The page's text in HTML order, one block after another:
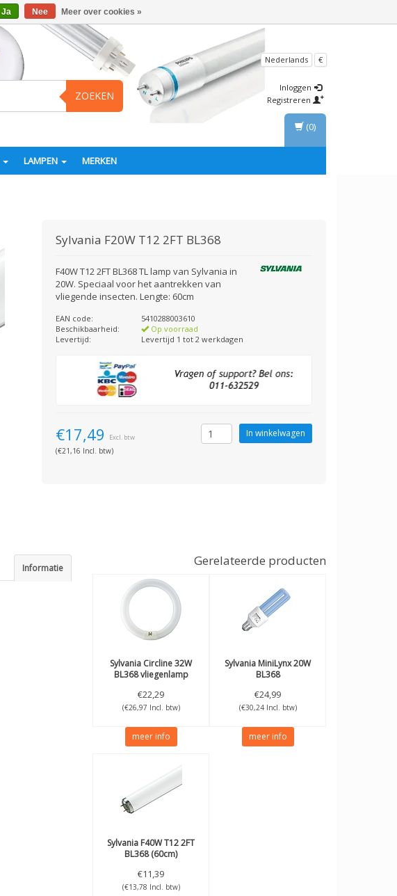
ZOEKEN
Nederlands €
Inloggen
Registreren
LAMPEN MERKEN
(0)
Sylvania F20W T12 2FT BL368
F40W T12 2FT BL368 TL lamp van Sylvania in
20W. Speciaal voor het aantrekken van
vliegende insecten. Lengte: 60cm
EAN code:
5410288003610
Beschikbaarheid:
Op voorraad
Levertijd:
Levertijd 1 tot 2 werkdagen
€17,49 Excl. btw
(€21,16 Incl. btw)
Informatie Gerelateerde producten
Sylvania Circline 32W
BL368 vliegenlamp
€22,29
(€26,97 Incl. btw)
meer info
Sylvania MiniLynx 20W
BL368
€24,99
(€30,24 Incl. btw)
meer info
Sylvania F40W T12 2FT
BL368 (60cm)
€11,39
(€13,78 Incl. btw)
Ja Nee Meer over cookies »